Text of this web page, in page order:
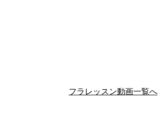
フラレッスン動画一覧へ